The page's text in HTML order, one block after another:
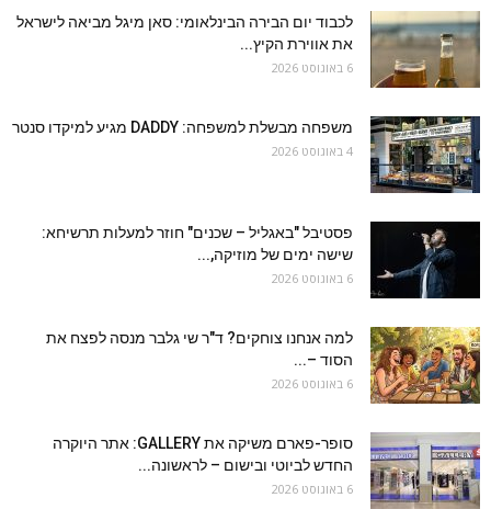
לכבוד יום הבירה הבינלאומי: סאן מיגל מביאה לישראל
את אווירת הקיץ...
6 באוגוסט 2026
משפחה מבשלת למשפחה: DADDY מגיע למיקדו סנטר
4 באוגוסט 2026
פסטיבל "באגליל – שכנים" חוזר למעלות תרשיחא:
שישה ימים של מוזיקה,...
6 באוגוסט 2026
למה אנחנו צוחקים? ד"ר שי גלבר מנסה לפצח את
הסוד –...
6 באוגוסט 2026
סופר-פארם משיקה את GALLERY: אתר היוקרה
החדש לביוטי ובישום – לראשונה...
6 באוגוסט 2026